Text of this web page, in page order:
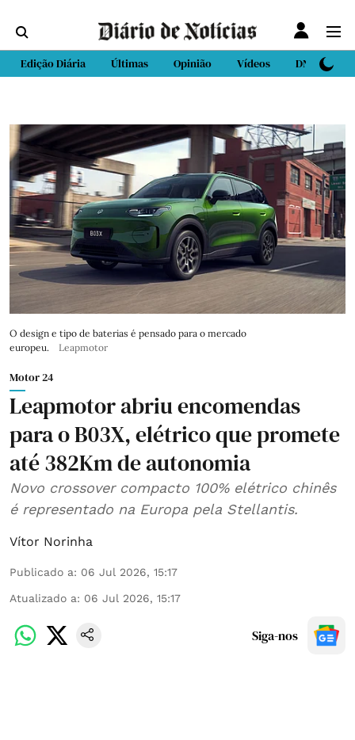
Edição Diária Últimas Opinião Vídeos DN Sport
O design e tipo de baterias é pensado para o mercado
europeu.
Leapmotor
Motor 24
Leapmotor abriu encomendas
para o B03X, elétrico que promete
até 382Km de autonomia
Novo crossover compacto 100% elétrico chinês
é representado na Europa pela Stellantis.
Vítor Norinha
Publicado a: 06 Jul 2026, 15:17
Atualizado a: 06 Jul 2026, 15:17
Siga-nos